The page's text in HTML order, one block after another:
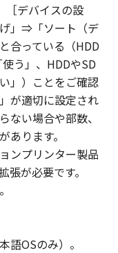
」の全部また
ル、逆アセン
リング等する
このような行
含まれるキヤ
の著作権表
してはなりま
よび所有権
キヤノンの
［デバイスの設
」⇒「ソート（デ
合っている（HDD
う」、HDDやSD
」）ことをご確認
が適切に設定され
ない場合や部数、
ります。
ンプリンター製品
が必要です。
OSのみ）。